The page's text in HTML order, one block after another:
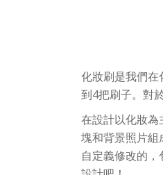
化妝刷是我們
到4把刷子。對
在設計以化妝
塊和背景照片
自定義修改的